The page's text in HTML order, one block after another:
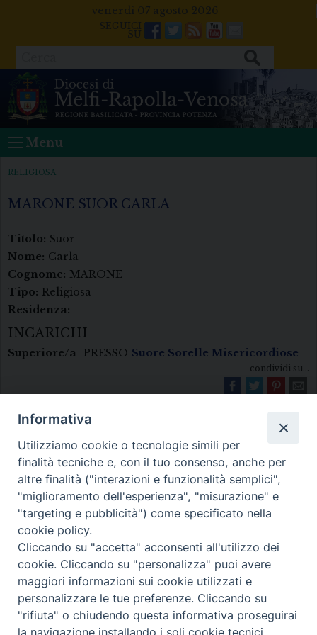
venerdì 07 agosto 2026
Facebook
Twitter
FeedsYoutube
Mail
Menu
RELIGIOSA
MARONE SUOR CARLA
Titolo: Suor
Nome: Carla
Cognome: MARONE
Tipo: Religiosa
Residenza:
INCARICHI
Superiore/a PRESSO Suore Sorelle Misericordiose
condividi su...
Diocesi di Melfi Rapolla Venosa
• Largo Duomo, 12 - 85025 MELFI (PZ) •
Tel. 0972238604
PEC ufficiale della Diocesi:
diocesi.melfi_rapolla_venosa@legalmail.it
Informativa
Utilizziamo cookie o tecnologie simili per
finalità tecniche e, con il tuo consenso, anche per
altre finalità ("interazioni e funzionalità semplici",
"miglioramento dell'esperienza", "misurazione" e
"targeting e pubblicità") come specificato nella
cookie policy.
Cliccando su "accetta" acconsenti all'utilizzo dei
cookie. Cliccando su "personalizza" puoi avere
maggiori informazioni sui cookie utilizzati e
personalizzare le tue preferenze. Cliccando su
"rifiuta" o chiudendo questa informativa proseguirai